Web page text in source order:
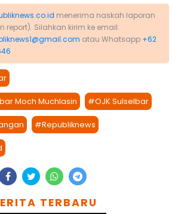
menerima naskah laporan
report). Silahkan kirim ke email:
atau Whatsapp +62
Moch Muchlasin #OJK Sulselbar
#Republiknews
TERBARU